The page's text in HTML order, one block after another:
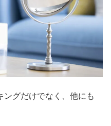
グだけでなく、他にも